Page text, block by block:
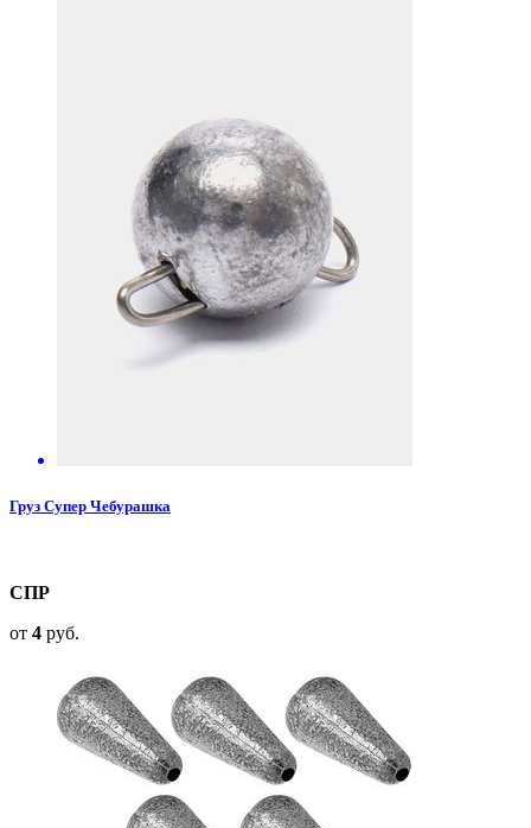
Груз Супер Чебурашка
СПР
от 4 руб.